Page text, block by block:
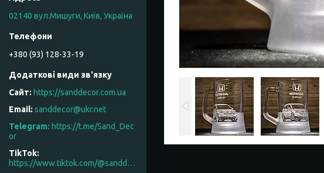
02140 вул.Мишуги, Київ, Україна
+380 (93) 128-33-19
https://sanddecor.com.ua
sanddecor@ukr.net
https://t.me/Sand_Dec
or
TikTok
https://www.tiktok.com/@sanddecor.com.ua